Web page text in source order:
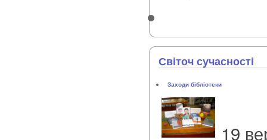
Світоч сучасності
Заходи бібліотеки
19